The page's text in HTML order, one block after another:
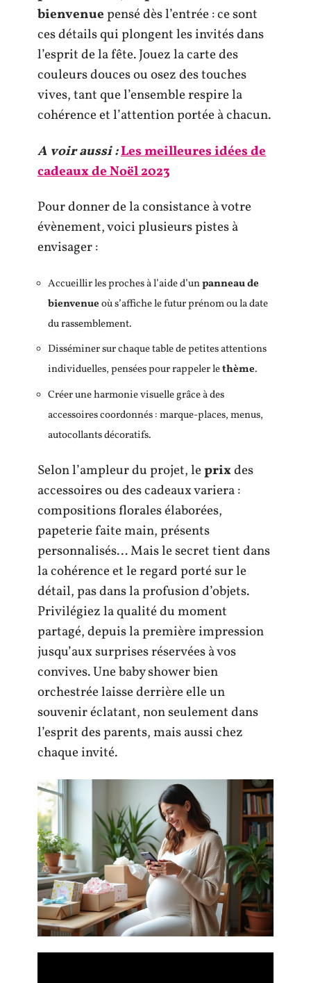
bienvenuepensé dès l’entrée : ce sont
ces détails qui plongent les invités dans
l’esprit de la fête. Jouez la carte des
couleurs douces ou osez des touches
vives, tant que l’ensemble respire la
cohérence et l’attention portée à chacun.
A voir aussi :Les meilleures idées de
cadeaux de Noël 2023
Pour donner de la consistance à votre
évènement, voici plusieurs pistes à
envisager :
Accueillir les proches à l’aide d’unpanneau de
bienvenueoù s’affiche le futur prénom ou la date
du rassemblement.
Disséminer sur chaque table de petites attentions
individuelles, pensées pour rappeler lethème.
Créer une harmonie visuelle grâce à des
accessoires coordonnés : marque-places, menus,
autocollants décoratifs.
Selon l’ampleur du projet, leprixdes
accessoires ou des cadeaux variera :
compositions florales élaborées,
papeterie faite main, présents
personnalisés… Mais le secret tient dans
la cohérence et le regard porté sur le
détail, pas dans la profusion d’objets.
Privilégiez la qualité du moment
partagé, depuis la première impression
jusqu’aux surprises réservées à vos
convives. Une baby shower bien
orchestrée laisse derrière elle un
souvenir éclatant, non seulement dans
l’esprit des parents, mais aussi chez
chaque invité.